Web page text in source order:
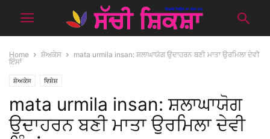
Home ਸ਼ੋਅਕੇਸ
mata urmila insan: ਸ਼ਲਾਘਾਯੋਗ ਉਦਾਹਰਨ ਬਣੀ ਮਾਤਾ ਉਰਮਿਲਾ ਦੇਵੀ
ਇੰਸਾਂ
ਸ਼ੋਅਕੇਸ ਵਿਸ਼ੇਸ਼
mata urmila insan: ਸ਼ਲਾਘਾਯੋਗ
ਉਦਾਹਰਨ ਬਣੀ ਮਾਤਾ ਉਰਮਿਲਾ ਦੇਵੀ